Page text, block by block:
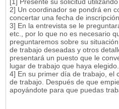
[1] Presente su solicitud
2] Un coordinador se pondrá en
concertar una fecha de inscripción.
3] En la entrevista se le
etc., por lo que no es necesario
preguntaremos sobre su
de trabajo deseadas y otros
presentará un puesto que le
lugar de trabajo que haya elegido.
4] En su primer día de trabajo, el
de trabajo. Después de que
apoyándote para que puedas